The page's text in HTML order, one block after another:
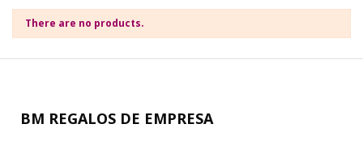
There are no products.
BM REGALOS DE EMPRESA